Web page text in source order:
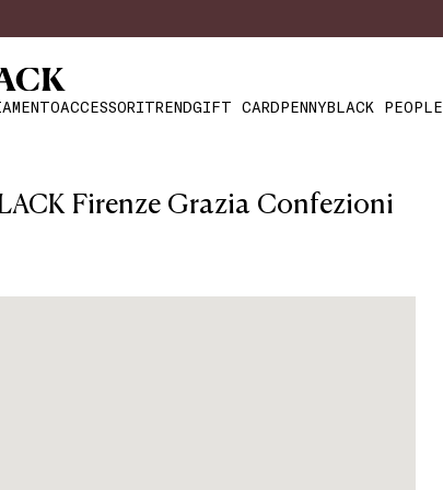
ACCESSORITRENDGIFT CARDPENNYBLACK PEOPLE
Firenze Grazia Confezioni